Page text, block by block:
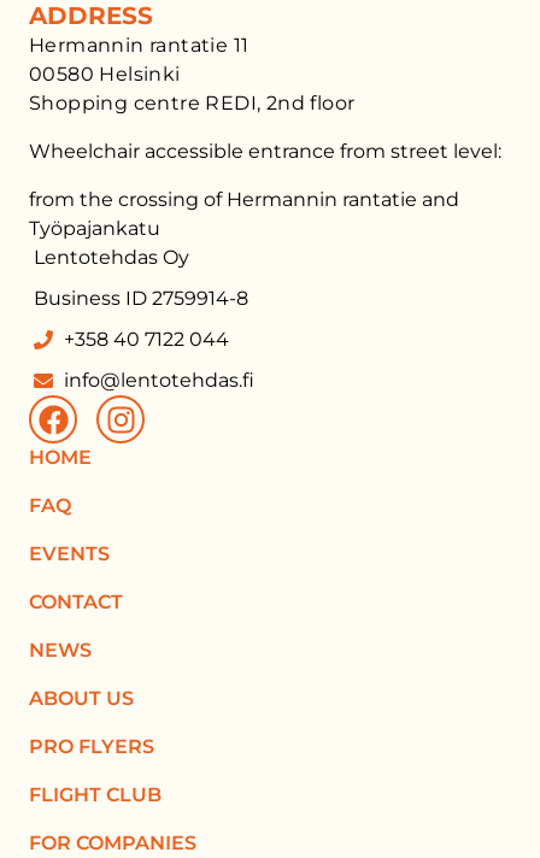
ADDRESS
Hermannin rantatie 11
00580 Helsinki
Shopping centre REDI, 2nd floor
Wheelchair accessible entrance from street level:
from the crossing of Hermannin rantatie and
Työpajankatu
Lentotehdas Oy
Business ID 2759914-8
+358 40 7122 044
info@lentotehdas.fi
HOME
FAQ
EVENTS
CONTACT
NEWS
ABOUT US
PRO FLYERS
FLIGHT CLUB
FOR COMPANIES